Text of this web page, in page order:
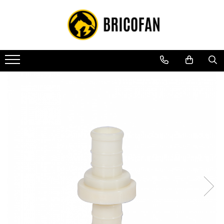
Toate Produsele
Vehicule electrice
Atv
Piese de schimb vehicule electrice
Tricicluri cargo fara permis